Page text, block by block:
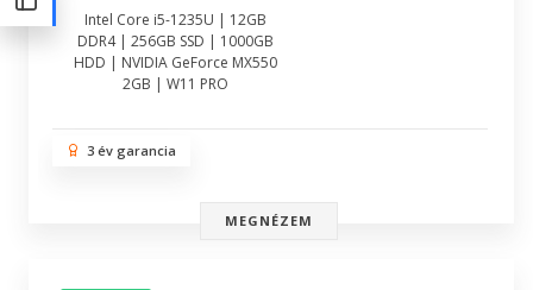
Intel Core i5-1235U | 12GB
DDR4 | 256GB SSD | 1000GB
HDD | NVIDIA GeForce MX550
2GB | W11 PRO
3 év garancia
MEGNÉZEM